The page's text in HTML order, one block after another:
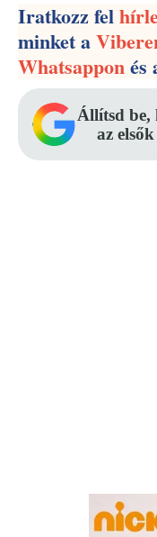
Iratkozz fel
minket a
Whatsapponés
Állítsd be,
az